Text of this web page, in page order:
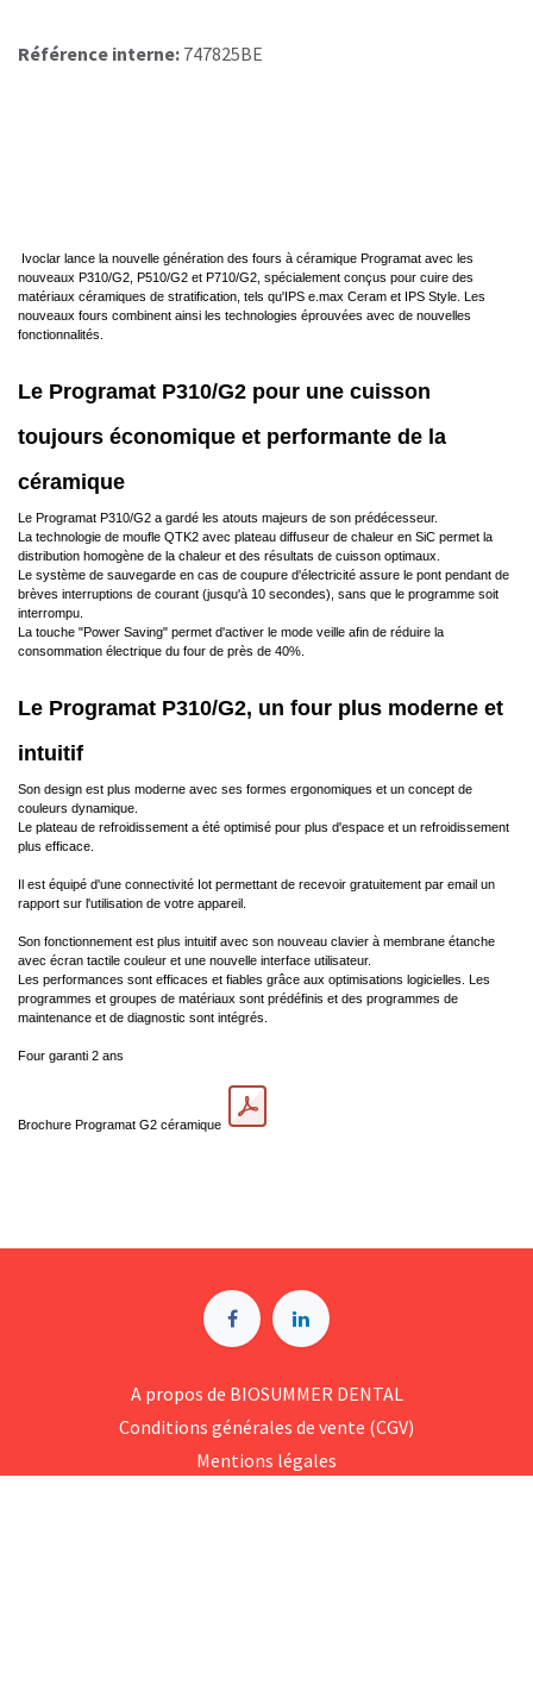
Référence interne: 747825BE
Ivoclar lance la nouvelle génération des fours à céramique Programat avec les
nouveaux P310/G2, P510/G2 et P710/G2, spécialement conçus pour cuire des
matériaux céramiques de stratification, tels qu'IPS e.max Ceram et IPS Style. Les
nouveaux fours combinent ainsi les technologies éprouvées avec de nouvelles
fonctionnalités.
Le Programat P310/G2 pour une cuisson
toujours économique et performante de la
céramique
Le Programat P310/G2 a gardé les atouts majeurs de son prédécesseur.
La technologie de moufle QTK2 avec plateau diffuseur de chaleur en SiC permet la
distribution homogène de la chaleur et des résultats de cuisson optimaux.
Le système de sauvegarde en cas de coupure d'électricité assure le pont pendant de
brèves interruptions de courant (jusqu'à 10 secondes), sans que le programme soit
interrompu.
La touche "Power Saving" permet d'activer le mode veille afin de réduire la
consommation électrique du four de près de 40%.
Le Programat P310/G2, un four plus moderne et
intuitif
Son design est plus moderne avec ses formes ergonomiques et un concept de
couleurs dynamique.
Le plateau de refroidissement a été optimisé pour plus d'espace et un refroidissement
plus efficace.
Il est équipé d'une connectivité Iot permettant de recevoir gratuitement par email un
rapport sur l'utilisation de votre appareil.
Son fonctionnement est plus intuitif avec son nouveau clavier à membrane étanche
avec écran tactile couleur et une nouvelle interface utilisateur.
Les performances sont efficaces et fiables grâce aux optimisations logicielles. Les
programmes et groupes de matériaux sont prédéfinis et des programmes de
maintenance et de diagnostic sont intégrés.
Four garanti 2 ans
Brochure Programat G2 céramique
A p​ropos de BIOSUMMER DENTAL
Conditions générales d​e vente (CGV)
Mentions légales